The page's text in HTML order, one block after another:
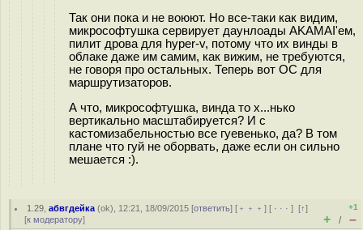
Так они пока и не воюют. Но все-таки как видим,
микрософтушка сервирует даунлоады AKAMAI'ем,
пилит дрова для hyper-v, потому что их винды в
облаке даже им самим, как вижим, не требуются,
не говоря про остальных. Теперь вот ОС для
маршрутизаторов.
А что, микрософтушка, винда то х...нько
вертикально масштабируется? И с
кастомизабельностью все гуевенько, да? В том
плане что гуй не оборвать, даже если он сильно
мешается :).
1.29 ,абвгдейка (ok), 12:21, 18/09/2015 [ответить] [ ﹢﹢﹢] [ · · ·][↑]
[к модератору]
+1
+ / –